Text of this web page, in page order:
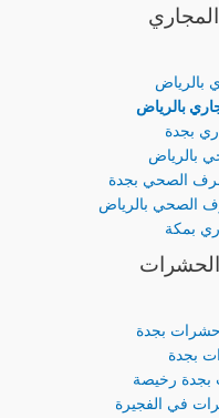
بالرياض
بالرياض
بجدة
بالرياض
الصحي بجدة
الصحي بالرياض
بمكة
بجدة
بجدة
رخيصة
في الفجيرة